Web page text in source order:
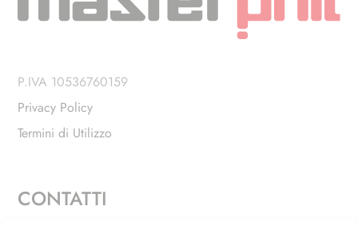
P.IVA 10536760159
Privacy Policy
Termini di Utilizzo
CONTATTI